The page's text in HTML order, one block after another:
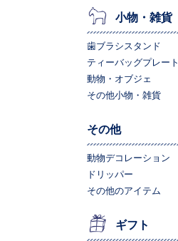
小物・雑貨
歯ブラシスタンド
ティーバッグプレート
動物・オブジェ
その他小物・雑貨
その他
動物デコレーション
ドリッパー
その他のアイテム
ギフト